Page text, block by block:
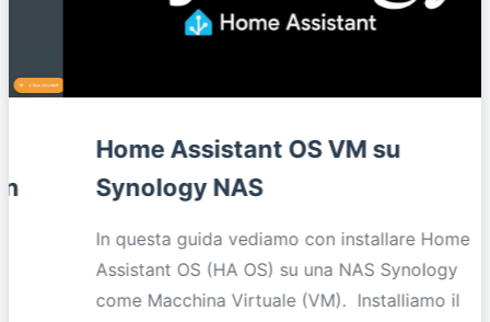
Home Assistant OS VM su
Synology NAS
In questa guida vediamo con installare Home
Assistant OS (HA OS) su una NAS Synology
come Macchina Virtuale (VM). Installiamo il